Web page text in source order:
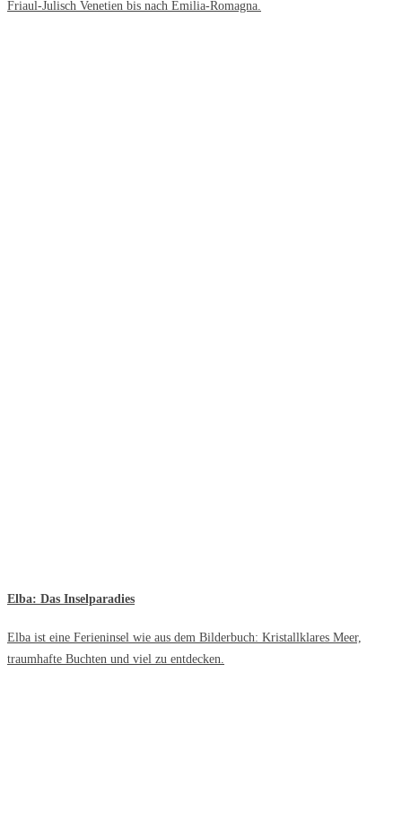
Friaul-Julisch Venetien bis nach Emilia-Romagna.
Elba: Das Inselparadies
Elba ist eine Ferieninsel wie aus dem Bilderbuch: Kristallklares Meer,
traumhafte Buchten und viel zu entdecken.